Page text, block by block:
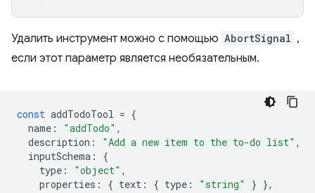
Удалить инструмент можно с помощью AbortSignal ,
если этот параметр является необязательным.
const addTodoTool = {
name : "addTodo" ,
description : "Add a new item to the to-do list" ,
inputSchema :
{
type : "object" ,
properties : { text : { type : "string" } },